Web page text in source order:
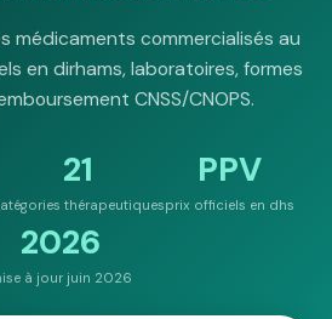
médicaments commercialisés au
en dirhams, laboratoires, formes
CNSS/CNOPS.
21
thérapeutiques
PPV
prix officiels en dhs
2026
à jour juin 2026